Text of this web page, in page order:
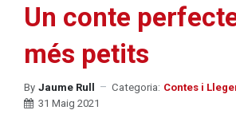
Un conte
més petits
By Jaume Rull Categoria: Contes i
31 Maig 2021